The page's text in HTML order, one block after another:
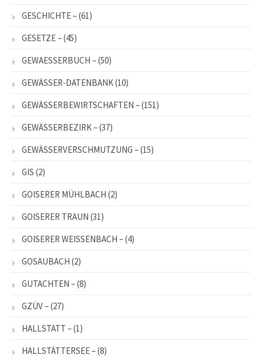
GESCHICHTE –(61)
GESETZE –(45)
GEWAESSERBUCH –(50)
GEWÄSSER-DATENBANK(10)
GEWÄSSERBEWIRTSCHAFTEN –(151)
GEWÄSSERBEZIRK –(37)
GEWÄSSERVERSCHMUTZUNG –(15)
GIS (2)
GOISERER MÜHLBACH (2)
GOISERER TRAUN (31)
GOISERER WEISSENBACH –(4)
GOSAUBACH (2)
GUTACHTEN –(8)
GZÜV –(27)
HALLSTATT –(1)
HALLSTÄTTERSEE –(8)